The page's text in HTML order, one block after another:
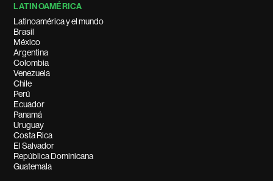
LATINOAMÉRICA
Latinoamérica y el mundo
Brasil
México
Argentina
Colombia
Venezuela
Chile
Perú
Ecuador
Panamá
Uruguay
Costa Rica
El Salvador
República Dominicana
Guatemala